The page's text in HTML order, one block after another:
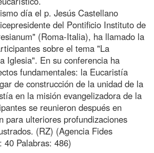
día el p. Jesús Castellano
del Pontificio Instituto de
(Roma-Italia), ha llamado la
sobre el tema "La
Iglesia". En su conferencia ha
fundamentales: la Eucaristía
de construcción de la unidad de la
en la misión evangelizadora de la
se reunieron después en
para ulteriores profundizaciones
(RZ) (Agencia Fides
40 Palabras: 486)